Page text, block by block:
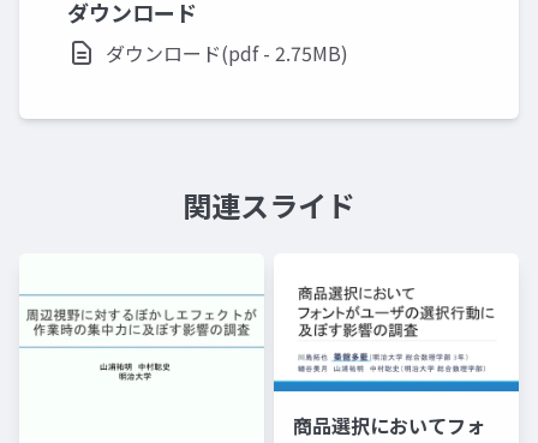
ダウンロード
ダウンロード(pdf - 2.75MB)
関連スライド
商品選択においてフォ